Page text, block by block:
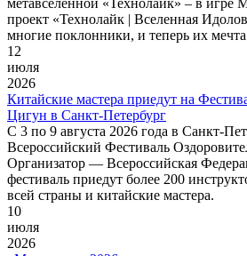
проект «Технолайк | Вселенная
многие поклонники, и теперь их мечта
12
июля
2026
Китайские мастера приедут на
Цигун в Санкт-Петербург
С 3 по 9 августа 2026 года в Санкт-
Всероссийский Фестиваль
Организатор — Всероссийская
фестиваль приедут более 200
всей страны и китайские мастера.
10
июля
2026